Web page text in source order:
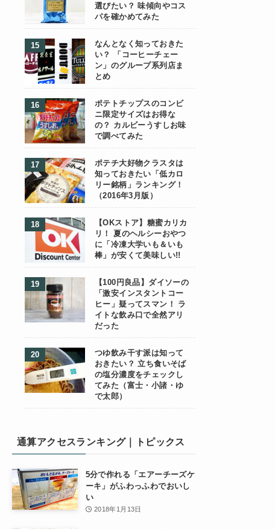
選びたい？ 味傾向やコス
パを確かめてみた
なんとなく知っておきた
い？ 「コーヒーチェー
ン」のグループ系列店ま
とめ
ポテトチップスのコンビ
ニ限定サイズはお得な
の？ カルビーうすしお味
で調べてみた
ポテチ大好物クラスタは
知っておきたい「低カロ
リー銘柄」ランキング！
（2016年3月版）
【OKストア】糖蜜カリカ
リ！ 夏のヘルシーおやつ
に「冷凍大学いも＆いも
棒」が安くて美味しい!!
【100円良品】ダイソーの
「激安インスタントコー
ヒー」疑ってスマン！ ラ
イトな飲み口で全然アリ
だった
つゆ飲み干す派は知って
おきたい？ 立ち食いそば
の塩分濃度をチェックし
てみた（富士・小諸・ゆ
で太郎）
通算アクセスランキング｜トピックス
5分で作れる「エアーチーズケ
ーキ」がふわっふわでおいし
い
2018年1月13日